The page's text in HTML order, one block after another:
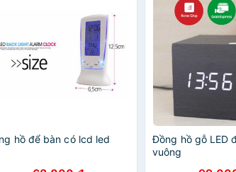
hồ để bàn có lcd led
Đồng hồ gỗ LED
vuông